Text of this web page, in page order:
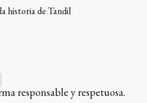
historia de Tandil
responsable y respetuosa.